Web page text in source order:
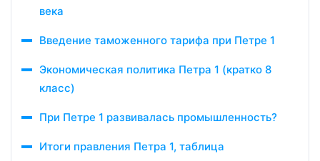
века
Введение таможенного тарифа при Петре 1
Экономическая политика Петра 1 (кратко 8
класс)
При Петре 1 развивалась промышленность?
Итоги правления Петра 1, таблица